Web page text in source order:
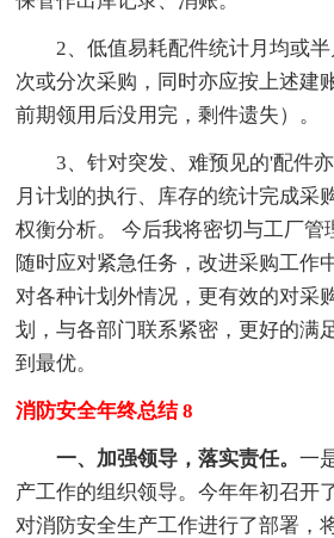
2、低值易耗配件统计月均或半
次或分次采购，同时亦应按上述建
前期领用后没用完，剩件遗失）。
3、针对突发、难预见的'配件亦
月计划的执行、库存的统计完成采
权衡分析。 今后我将密切与工厂管
随时应对紧急任务，改进采购工作
对各种计划外情况，更有效的对采
划，与各部门联系紧密，更好的满
到最优。
消防安全年终总结 8
一、加强领导，落实责任。一
产工作的组织领导。今年年初召开
对消防安全生产工作进行了部署，